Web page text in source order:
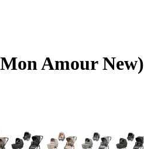
Amour New)